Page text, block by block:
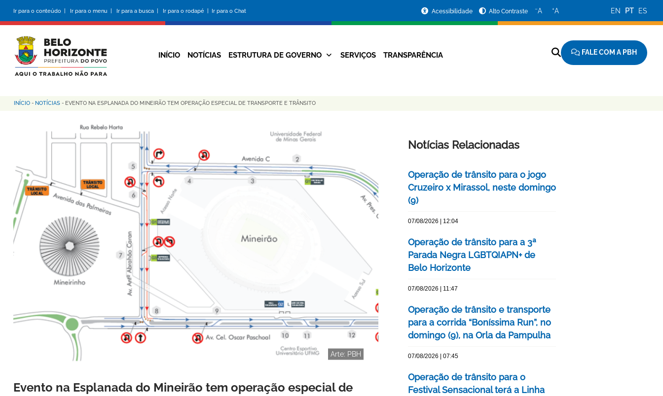
conteúdo
principal
Ir para o conteúdo | Ir para o menu | Ir para a busca | Ir para o rodapé | Ir para o Chat
da
Prefeitura
Acessibilidade Alto Contraste −A +A EN PT ES
Navegação
INÍCIO NOTÍCIAS ESTRUTURA DE GOVERNO SERVIÇOS TRANSPARÊNCIA FALE COM A PBH
Trilha
navegação
INÍCIO - NOTÍCIAS - EVENTO NA ESPLANADA DO MINEIRÃO TEM OPERAÇÃO ESPECIAL DE TRANSPORTE E TRÂNSITO
Arte: PBH
Evento na Esplanada do Mineirão tem operação especial de
Notícias Relacionadas
Operação de trânsito para o jogo
Cruzeiro x Mirassol, neste domingo
(9)
07/08/2026 | 12:04
Operação de trânsito para a 3ª
Parada Negra LGBTQIAPN+ de
Belo Horizonte
07/08/2026 | 11:47
Operação de trânsito e transporte
para a corrida “Boníssima Run”, no
domingo (9), na Orla da Pampulha
07/08/2026 | 07:45
Operação de trânsito para o
Festival Sensacional terá a Linha